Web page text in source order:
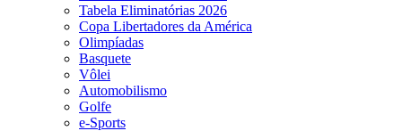
Tabela Eliminatórias 2026
Copa Libertadores da América
Olimpíadas
Basquete
Vôlei
Automobilismo
Golfe
e-Sports